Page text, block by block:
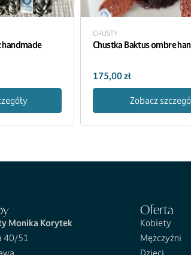
handmade
CHUSTY
Chustka Baktus ombre
175,00zł
Zobacz
Monika Korytek
40/51
Oferta
Kobiety
Mężczyźni